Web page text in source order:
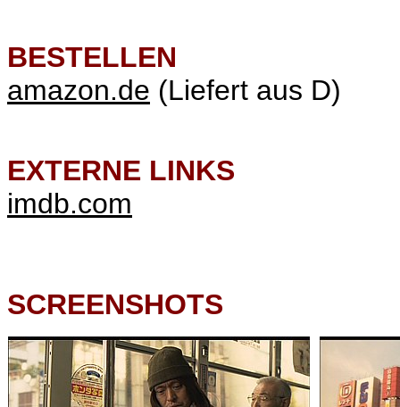
BESTELLEN
amazon.de (Liefert aus D)
EXTERNE LINKS
imdb.com
SCREENSHOTS